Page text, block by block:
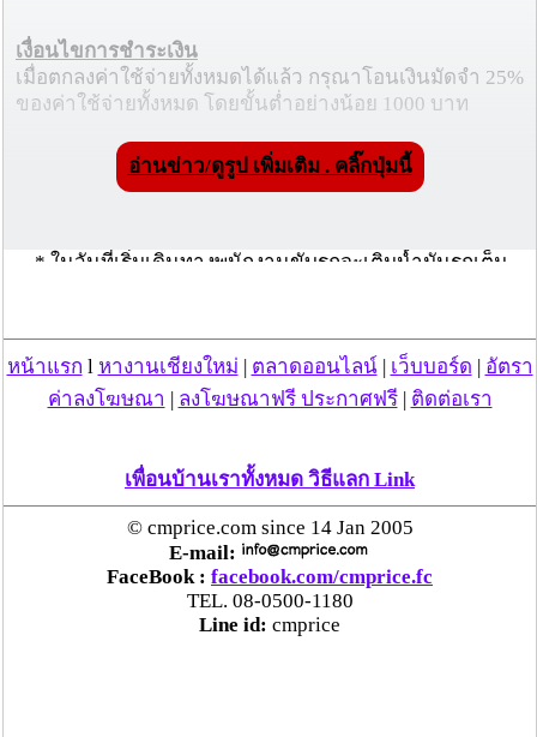
เงื่อนไขการชำระเงิน
เมื่อตกลงค่าใช้จ่ายทั้งหมดได้แล้ว กรุณาโอนเงินมัดจำ 25%
ของค่าใช้จ่ายทั้งหมด โดยขั้นต่ำอย่างน้อย 1000 บาท
* ในวันที่เริ่มเดินทางพนักงานขับรถจะเติมน้ำมันรถเต็ม
* การเติมน้ำมันรถในครั้งต่อๆไป ผู้ใช้บริการจะต้องเป็น
ผู้รับผิดชอบค่าใช้จ่ายและเติมน้ำมันเต็มถังให้กับ พนักงาน
ขับรถ เมื่อเดินทางกลับถึงปลายทาง
อ่านข่าว/ดูรูป เพิ่มเติม . คลิ๊กปุ่มนี้
หน้าแรก l หางานเชียงใหม่ ตลาดออนไลน์| เว็บบอร์ด
อัตรา
ค่าลงโฆษณา
ลงโฆษณาฟรี ประกาศฟรี| ติดต่อเรา
เพื่อนบ้านเราทั้งหมด วิธีแลก Link
© cmprice.com since 14 Jan 2005
E-mail:
FaceBook : facebook.com/cmprice.fc
TEL. 08-0500-1180
Line id: cmprice